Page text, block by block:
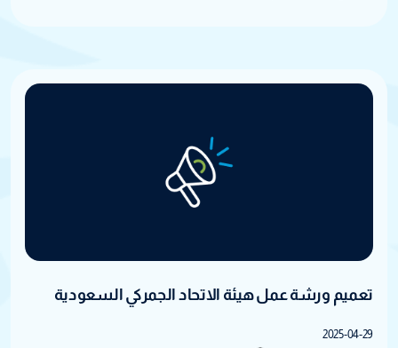
تعميم ورشة عمل هيئة الاتحاد الجمركي السعودية
2025-04-29